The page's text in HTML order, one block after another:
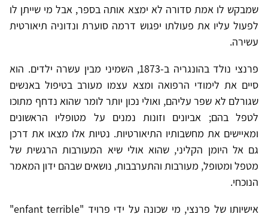
שמבקש לו אמת סדורה לא ימצא אותה בספר, אבל מי שייתן לו
לפעול עליו את פעולתו יפגוש דרמה סוערת ונדוניה תיאורטית
עשירה.
פרנצי נולד בהונגריה ב-1873, השמיני מבין עשרה ילדים. הוא
סיים את לימודי הרפואה ומצא עצמו מעורב בטיפול באנשים
שגורלם לא שפר עליהם, ואולי נכון יותר לומר שהוא נדחף מתוכו
לטפל בהם; אביונים וזונות נמנים על מטופליו הראשונים
ומאיישים את מחשבותיו התיאורטיות. נטיות אלו מצאו את דרכן
גם אל היומן הקליני, שהוא אולי שיא המעורבות הרגשית של
מטפל ומטופל, מעורבות והתערבבות, נושאים שבהם ידון המאמר
הנוכחי.
אישיותו של פרנצי, מי שכונה על ידי פרויד "enfant terrible"